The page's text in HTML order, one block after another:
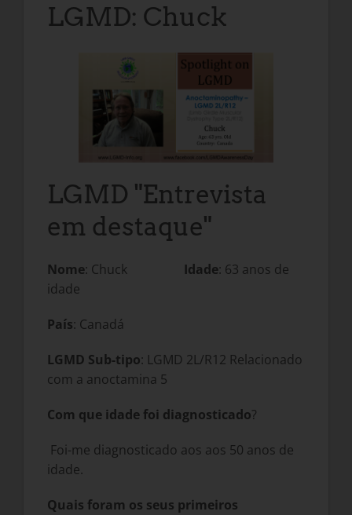
LGMD: Chuck
LGMD "Entrevista
em destaque"
Nome: Chuck Idade: 63 anos de
idade
País: Canadá
LGMD Sub-tipo: LGMD 2L/R12 Relacionado
com a anoctamina 5
Com que idade foi diagnosticado?
Foi-me diagnosticado aos aos 50 anos de
idade.
Quais foram os seus primeiros